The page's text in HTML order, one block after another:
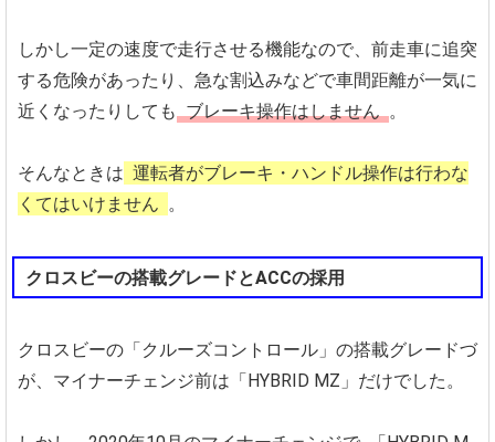
しかし一定の速度で走行させる機能なので、前走車に追突
する危険があったり、急な割込みなどで車間距離が一気に
近くなったりしても ブレーキ操作はしません 。
そんなときは 運転者がブレーキ・ハンドル操作は行わな
くてはいけません 。
クロスビーの搭載グレードとACCの採用
クロスビーの「クルーズコントロール」の搭載グレードづ
が、マイナーチェンジ前は「HYBRID MZ」だけでした。